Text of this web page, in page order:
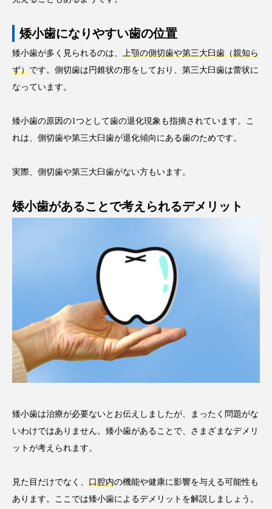
矮小歯になりやすい歯の位置
矮小歯が多く見られるのは、
上顎の側切歯や第三大臼歯（親知ら
ず） です。側切歯は円錐状の形をしており、第三大臼歯は蕾状に
なっています。
矮小歯の原因の1つとして歯の退化現象も指摘されています。こ
れは、側切歯や第三大臼歯が退化傾向にある歯のためです。
実際、側切歯や第三大臼歯がない方もいます。
矮小歯があることで考えられるデメリット
矮小歯は治療が必要ないとお伝えしましたが、まったく問題がな
いわけではありません。矮小歯があることで、さまざまなデメリ
ットが考えられます。
見た目だけでなく、 口腔内の機能や健康に影響を与える可能性も
あります。ここでは矮小歯によるデメリットを解説しましょう。